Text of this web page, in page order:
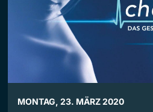
MONTAG, 23. MÄRZ 2020